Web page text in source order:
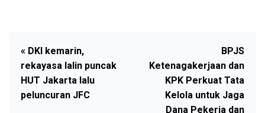
« DKI kemarin,
rekayasa lalin puncak
HUT Jakarta lalu
peluncuran JFC
BPJS
Ketenagakerjaan dan
KPK Perkuat Tata
Kelola untuk Jaga
Dana Pekerja dan